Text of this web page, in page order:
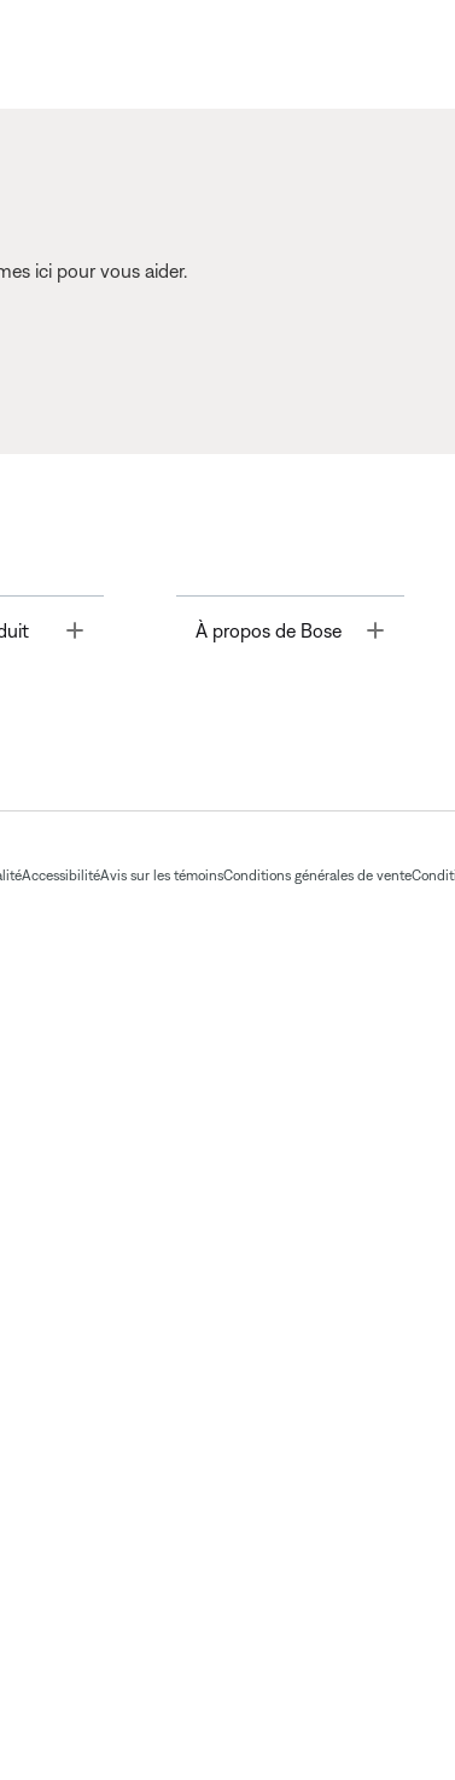
ici pour vous aider.
À propos de Bose Toggle
AccessibilitéAvis sur les témoinsConditions générales de vente